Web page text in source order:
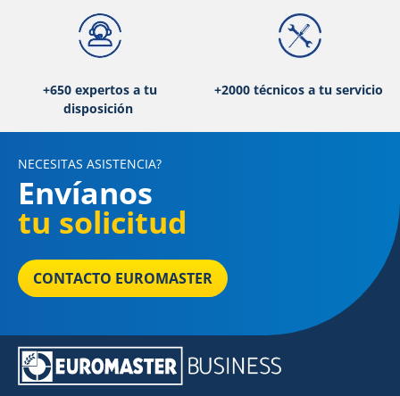
+650 expertos a tu
disposición
+2000 técnicos a tu servicio
NECESITAS ASISTENCIA?
Envíanos
tu solicitud
CONTACTO EUROMASTER